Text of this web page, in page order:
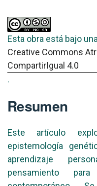
Esta obra está bajo
Creative Commons
CompartirIgual 4.0
.
Resumen
Este artículo
epistemología
aprendizaje
pensamiento